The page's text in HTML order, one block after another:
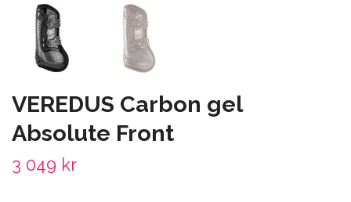
VEREDUS Carbon gel
Absolute Front
3 049 kr